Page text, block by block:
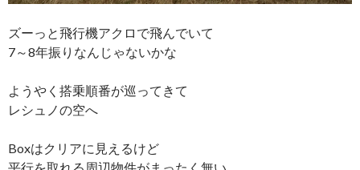
ズーっと飛行機アクロで飛んでいて
7～8年振りなんじゃないかな
ようやく搭乗順番が巡ってきて
レシュノの空へ
Boxはクリアに見えるけど
平行を取れる周辺物件がまったく無い